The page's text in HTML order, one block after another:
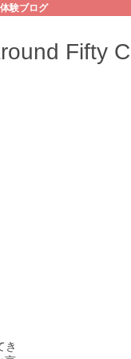
験ブログ
Fifty
き